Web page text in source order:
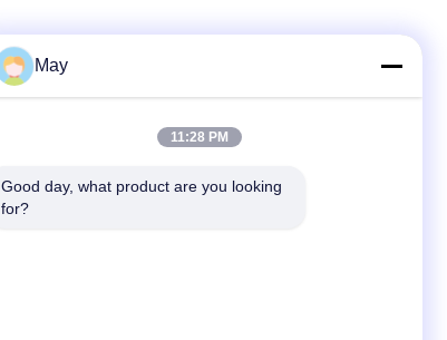
May
11:28 PM
Good day, what product are you looking
for?